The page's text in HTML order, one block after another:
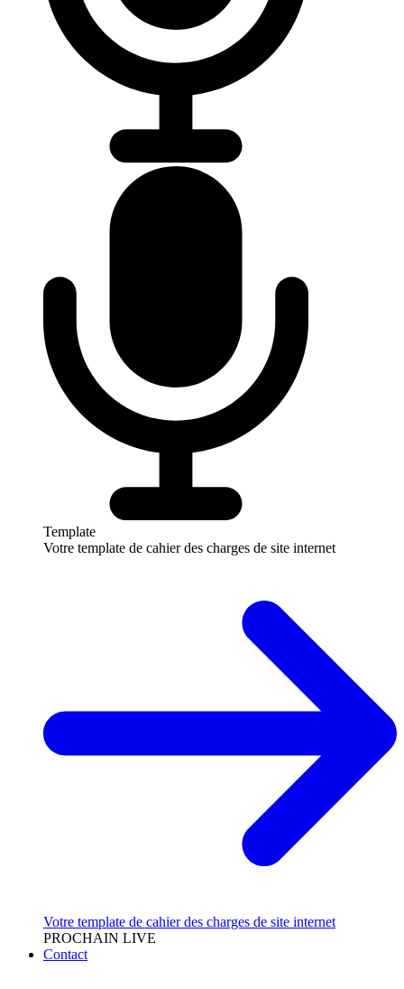
Template
Votre template de cahier des charges de site internet
Votre template de cahier des charges de site internet
PROCHAIN LIVE
Contact